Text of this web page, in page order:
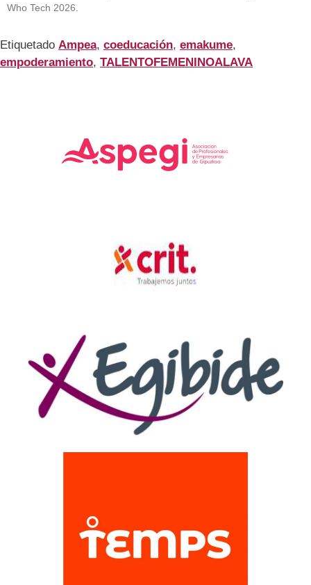
Who Tech 2026.
Etiquetado Ampea, coeducación, emakume,
empoderamiento, TALENTOFEMENINOALAVA